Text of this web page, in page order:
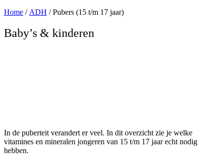
Home / ADH / Pubers (15 t/m 17 jaar)
Baby’s & kinderen
In de puberteit verandert er veel. In dit overzicht zie je welke
vitamines en mineralen jongeren van 15 t/m 17 jaar echt nodig
hebben.